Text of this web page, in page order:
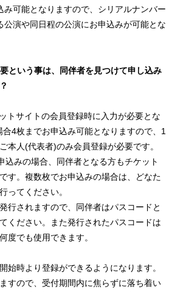
み可能となりますので、シリアルナンバー
公演や同日程の公演にお申込みが可能とな
という事は、同伴者を見つけて申し込み
トサイトの会員登録時に入力が必要とな
4枚までお申込み可能となりますので、1
本人(代表者)のみ会員登録が必要です。
込みの場合、同伴者となる方もチケット
す。複数枚でお申込みの場合は、どなた
ってください。
行されますので、同伴者はパスコードと
ください。また発行されたパスコードは
度でも使用できます。
始時より登録ができるようになります。
すので、受付期間内に焦らずに落ち着い